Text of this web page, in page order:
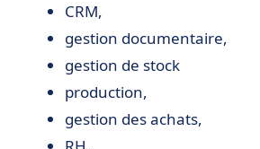
CRM,
gestion documentaire,
gestion de stock
production,
gestion des achats,